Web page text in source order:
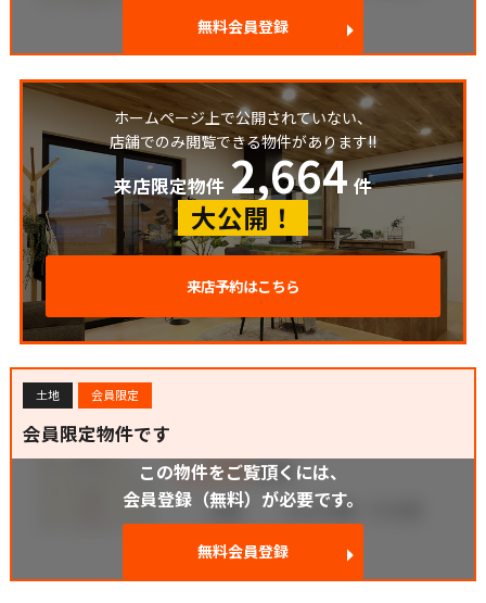
無料会員登録
ホームページ上で公開されていない、
店舗でのみ閲覧できる物件があります!!
来店限定物件 2,664 件
大公開！
来店予約はこちら
土地 会員限定
会員限定物件です
この物件をご覧頂くには、
会員登録（無料）が必要です。
無料会員登録